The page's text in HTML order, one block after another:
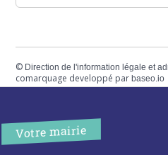
© Direction de l'information légale et
comarquage developpé parbaseo.io
Votre mairie